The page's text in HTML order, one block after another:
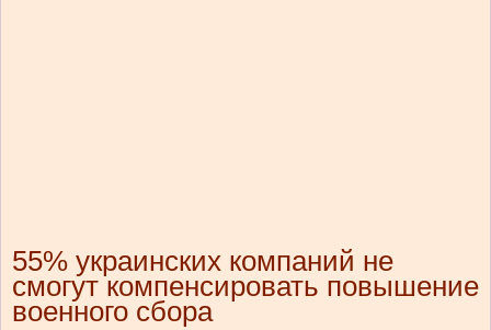
55% украинских компаний не
смогут компенсировать повышение
военного сбора